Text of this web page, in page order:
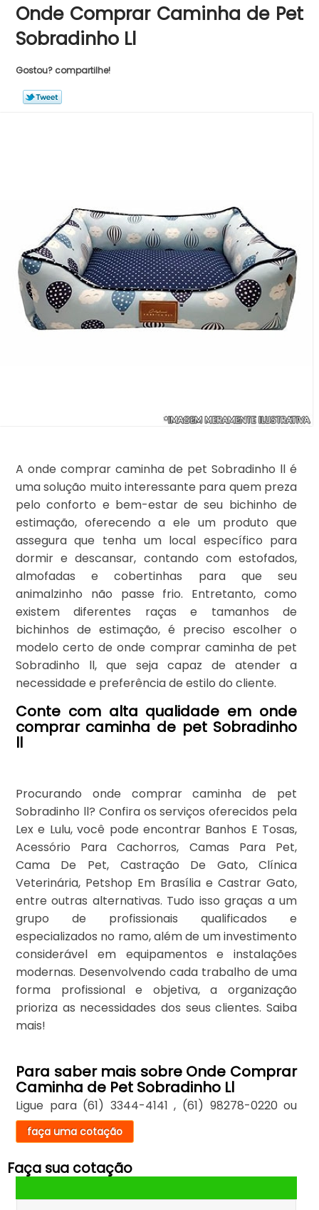
Onde Comprar Caminha de Pet
Sobradinho Ll
Gostou? compartilhe!
A onde comprar caminha de pet Sobradinho ll é
uma solução muito interessante para quem preza
pelo conforto e bem-estar de seu bichinho de
estimação, oferecendo a ele um produto que
assegura que tenha um local específico para
dormir e descansar, contando com estofados,
almofadas e cobertinhas para que seu
animalzinho não passe frio. Entretanto, como
existem diferentes raças e tamanhos de
bichinhos de estimação, é preciso escolher o
modelo certo de onde comprar caminha de pet
Sobradinho ll, que seja capaz de atender a
necessidade e preferência de estilo do cliente.
Conte com alta qualidade em onde
comprar caminha de pet Sobradinho
ll
Procurando onde comprar caminha de pet
Sobradinho ll? Confira os serviços oferecidos pela
Lex e Lulu, você pode encontrar Banhos E Tosas,
Acessório Para Cachorros, Camas Para Pet,
Cama De Pet, Castração De Gato, Clínica
Veterinária, Petshop Em Brasília e Castrar Gato,
entre outras alternativas. Tudo isso graças a um
grupo de profissionais qualificados e
especializados no ramo, além de um investimento
considerável em equipamentos e instalações
modernas. Desenvolvendo cada trabalho de uma
forma profissional e objetiva, a organização
prioriza as necessidades dos seus clientes. Saiba
mais!
Para saber mais sobre Onde Comprar
Caminha de Pet Sobradinho Ll
Ligue para (61) 3344-4141 , (61) 98278-0220 ou
faça uma cotação
Faça sua cotação